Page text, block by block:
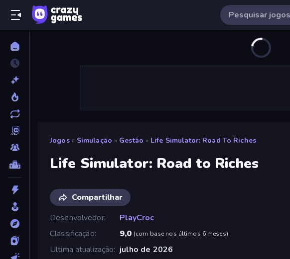
Jogos » Simulação » Gestão » Life Simulator: Road To Riches
Life Simulator: Road to Riches
Compartilhar
Desenvolvedor
PlayCroc
Classificação
9,0 (com base nos últimos 6 meses)
Ultima atualização
julho de 2026